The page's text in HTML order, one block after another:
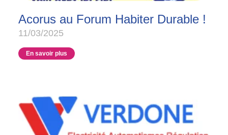
Acorus au Forum Habiter Durable !
11/03/2025
En savoir plus